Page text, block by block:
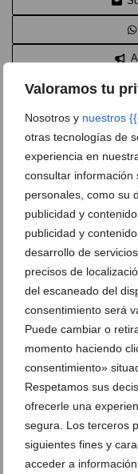
Valoramos tu
Nosotros y nuestros
otras tecnologías de
experiencia en
consultar información
personales, como su
publicidad y
publicidad y
desarrollo de
precisos de
del escaneado del
consentimiento será
Puede cambiar o
momento haciendo
consentimiento»
Respetamos sus
ofrecerle una
segura. Los terceros
siguientes fines y
acceder a
Alfa y Omega Dénia,
Cervantes Dénia,Colegio
Dénia,Educación especial
Dénia,
Dénia,Maristas Dénia,
DEJA UN
Jose
18
hola he
castillo